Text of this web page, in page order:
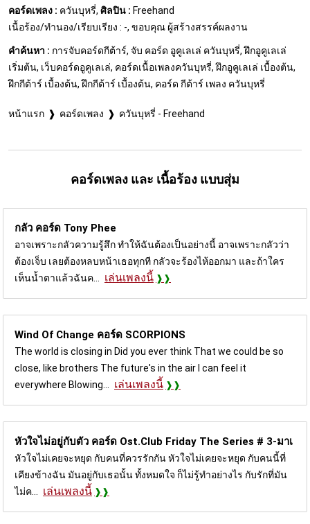
คอร์ดเพลง : ควันบุหรี่, ศิลปิน : Freehand
เนื้อร้อง/ทำนอง/เรียบเรียง : -, ขอบคุณ ผู้สร้างสรรค์ผลงาน
คำค้นหา : การจับคอร์ดกีต้าร์, จับ คอร์ด อูคูเลเล่ ควันบุหรี่, ฝึกอูคูเลเล่
เริ่มต้น, เว็บคอร์ดอูคูเลเล่, คอร์ดเนื้อเพลงควันบุหรี่, ฝึกอูคูเลเล่ เบื้องต้น,
ฝึกกีต้าร์ เบื้องต้น, ฝึกกีต้าร์ เบื้องต้น, คอร์ด กีต้าร์ เพลง ควันบุหรี่
หน้าแรก คอร์ดเพลง ควันบุหรี่ - Freehand
คอร์ดเพลง และ เนื้อร้อง แบบสุ่ม
กลัว คอร์ด Tony Phee
อาจเพราะกลัวความรู้สึก ทำให้ฉันต้องเป็นอย่างนี้ อาจเพราะกลัวว่า
ต้องเจ็บ เลยต้องหลบหน้าเธอทุกที กลัวจะร้องไห้ออกมา และถ้าใคร
เห็นน้ำตาแล้วฉันค... เล่นเพลงนี้
Wind Of Change คอร์ด SCORPIONS
The world is closing in Did you ever think That we could be so
close, like brothers The future's in the air I can feel it
everywhere Blowing... เล่นเพลงนี้
หัวใจไม่อยู่กับตัว คอร์ด Ost.Club Friday The Series # 3-มาเ
หัวใจไม่เคยจะหยุด กับคนที่ควรรักกัน หัวใจไม่เคยจะหยุด กับคนนี้ที่
เคียงข้างฉัน มันอยู่กับเธอนั้น ทั้งหมดใจ ก็ไม่รู้ทำอย่างไร กับรักที่มัน
ไม่ค... เล่นเพลงนี้